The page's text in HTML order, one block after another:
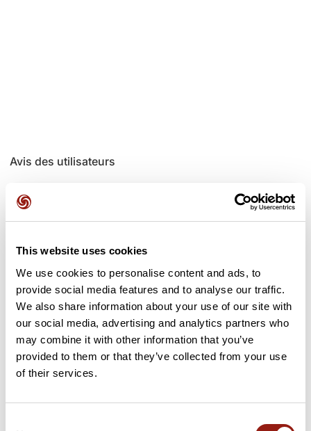
This website uses cookies
We use cookies to personalise content and ads, to
provide social media features and to analyse our traffic.
We also share information about your use of our site with
our social media, advertising and analytics partners who
may combine it with other information that you’ve
provided to them or that they’ve collected from your use
of their services.
Avis des utilisateurs
Soyez le premier à ajouter un avis !
Cols le long du parcours
27 km